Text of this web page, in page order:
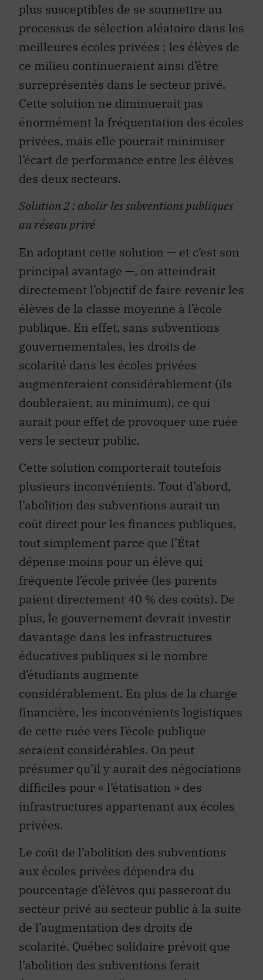
plus susceptibles de se soumettre au
processus de sélection aléatoire dans les
meilleures écoles privées ; les élèves de
ce milieu continueraient ainsi d’être
surreprésentés dans le secteur privé.
Cette solution ne diminuerait pas
énormément la fréquentation des écoles
privées, mais elle pourrait minimiser
l’écart de performance entre les élèves
des deux secteurs.
Solution 2 : abolir les subventions publiques
au réseau privé
En adoptant cette solution — et c’est son
principal avantage —, on atteindrait
directement l’objectif de faire revenir les
élèves de la classe moyenne à l’école
publique. En effet, sans subventions
gouvernementales, les droits de
scolarité dans les écoles privées
augmenteraient considérablement (ils
doubleraient, au minimum), ce qui
aurait pour effet de provoquer une ruée
vers le secteur public.
Cette solution comporterait toutefois
plusieurs inconvénients. Tout d’abord,
l’abolition des subventions aurait un
coût direct pour les finances publiques,
tout simplement parce que l’État
dépense moins pour un élève qui
fréquente l’école privée (les parents
paient directement 40 % des coûts). De
plus, le gouvernement devrait investir
davantage dans les infrastructures
éducatives publiques si le nombre
d’étudiants augmente
considérablement. En plus de la charge
financière, les inconvénients logistiques
de cette ruée vers l’école publique
seraient considérables. On peut
présumer qu’il y aurait des négociations
difficiles pour « l’étatisation » des
infrastructures appartenant aux écoles
privées.
Le coût de l’abolition des subventions
aux écoles privées dépendra du
pourcentage d’élèves qui passeront du
secteur privé au secteur public à la suite
de l’augmentation des droits de
scolarité. Québec solidaire prévoit que
l’abolition des subventions ferait